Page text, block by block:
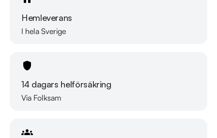
Hemleverans
I hela Sverige
14 dagars helförsäkring
Via Folksam